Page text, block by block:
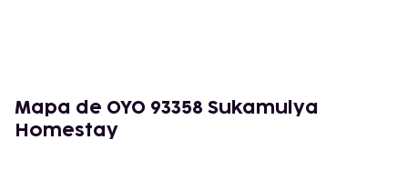
Mapa de OYO 93358 Sukamulya
Homestay